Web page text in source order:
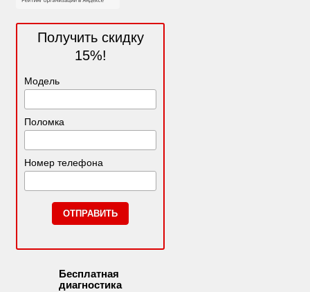
Получить скидку
15%!
Модель
Поломка
Номер телефона
Бесплатная
диагностика